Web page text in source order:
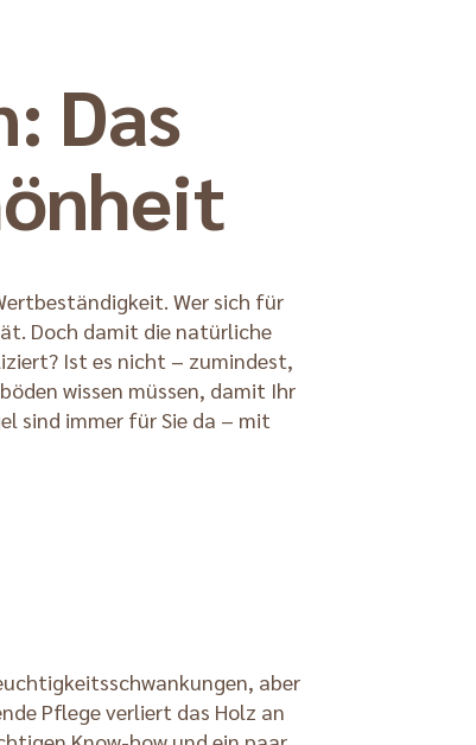
Das
Wer sich für
Doch damit die natürliche
Ist es nicht – zumindest,
wissen müssen, damit Ihr
sind immer für Sie da – mit
aber
Pflege verliert das Holz an